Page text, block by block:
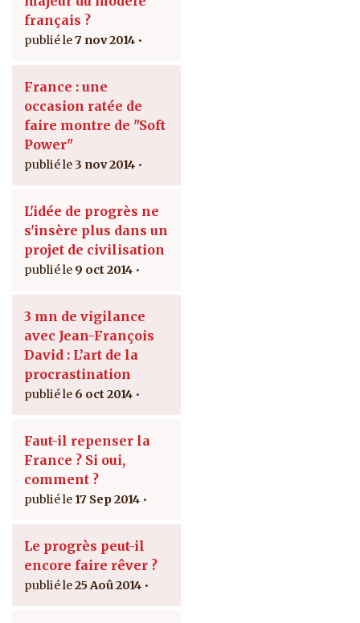
français ?
7 nov 2014
France : une
occasion ratée de
faire montre de "Soft
Power"
3 nov 2014
L'idée de progrès ne
s'insère plus dans un
projet de civilisation
9 oct 2014
3 mn de vigilance
avec Jean-François
David : L’art de la
procrastination
6 oct 2014
Faut-il repenser la
France ? Si oui,
comment ?
17 Sep 2014
Le progrès peut-il
encore faire rêver ?
25 Aoû 2014